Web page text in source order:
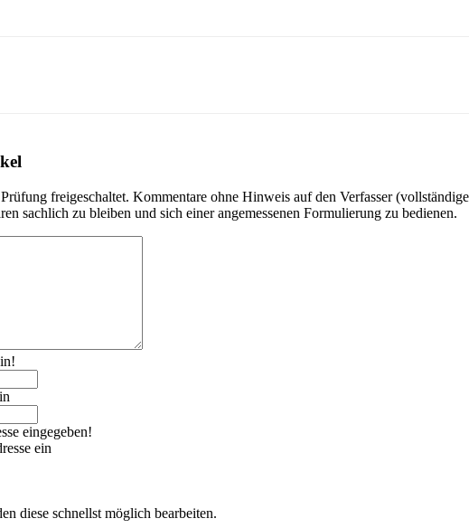
freigeschaltet. Kommentare ohne Hinweis auf den Verfasser
sachlich zu bleiben und sich einer angemessenen Formulierung zu bedienen.
eingegeben!
ein
diese schnellst möglich bearbeiten.